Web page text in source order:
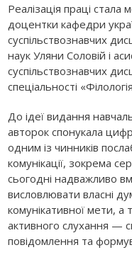
Реалізація праці стала
доцентки кафедри
суспільствознавчих
наук Уляни Соловій і
суспільствознавчих
спеціальності
До ідеї видання
авторок спонукала
одним із чинників
комунікації, зокрема
сьогодні надважливо
висловлювати власні
комунікативної мети,
активного слухання —
повідомлення та